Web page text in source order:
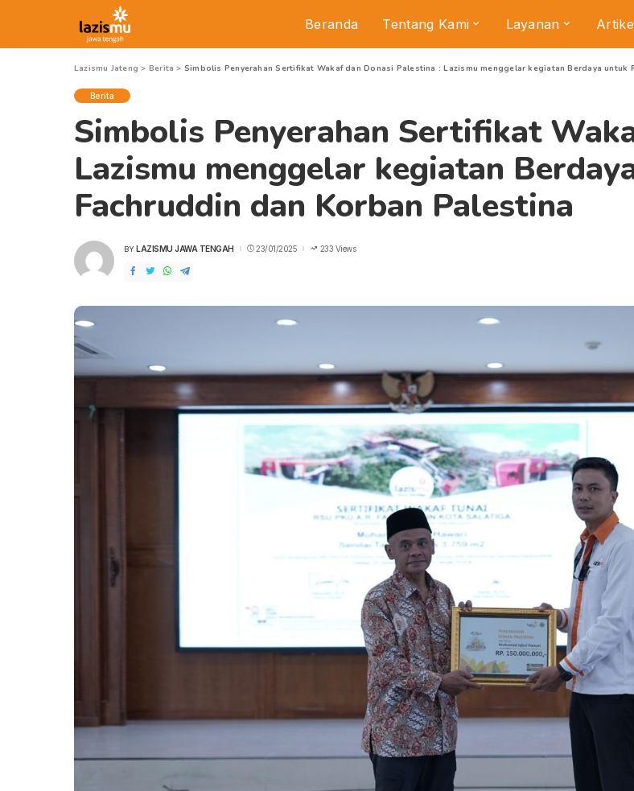
Beranda Tentang Kami Layanan
Lazismu Jateng > Berita > Simbolis Penyerahan Sertifikat Wakaf dan Donasi Palestina : Lazismu menggelar kegiatan Berdaya untuk
Berita
Simbolis Penyerahan Sertifikat
Lazismu menggelar kegiatan
Fachruddin dan Korban Palestina
POSTED
BY LAZISMU JAWA TENGAH 23/01/2025 233 Views